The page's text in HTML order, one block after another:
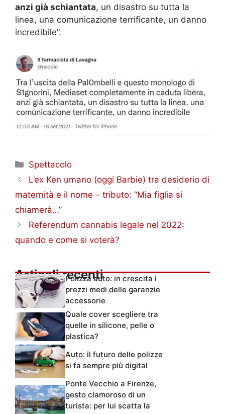
anzi già schiantata, un disastro su tutta la
linea, una comunicazione terrificante, un danno
incredibile”.
Categorie
Spettacolo
L’ex Ken umano (oggi Barbie) tra desiderio di
maternità e il nome – tributo: “Mia figlia si
chiamerà…”
Referendum cannabis legale nel 2022:
quando e come si voterà?
Articoli recentiPolizza auto: in crescita i
prezzi medi delle garanzie
accessorie
Quale cover scegliere tra
quelle in silicone, pelle o
plastica?
Auto: il futuro delle polizze
si fa sempre più digital
Ponte Vecchio a Firenze,
gesto clamoroso di un
turista: per lui scatta la